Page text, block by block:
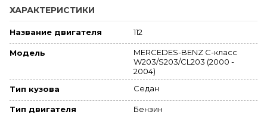
ХАРАКТЕРИСТИКИ
Название двигателя 112
Модель
MERCEDES-BENZ C-класс
W203/S203/CL203 (2000 -
2004)
Тип кузова
Седан
Тип двигателя Бензин